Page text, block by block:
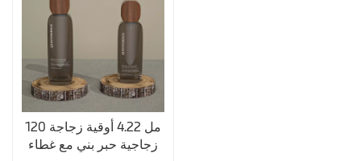
120 مل 4.22 أوقية زجاجة
زجاجية حبر بني مع غطاء